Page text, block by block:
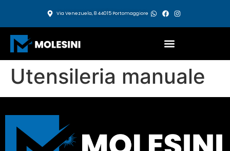
Via Venezuela, 8 44015 Portomaggiore
Utensileria manuale